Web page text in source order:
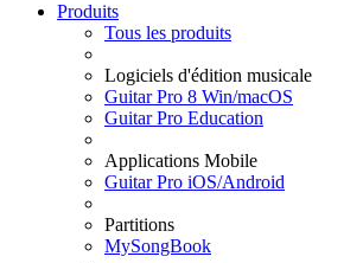
Produits
Tous les produits
Logiciels d'édition musicale
Guitar Pro 8 Win/macOS
Guitar Pro Education
Applications Mobile
Guitar Pro iOS/Android
Partitions
MySongBook